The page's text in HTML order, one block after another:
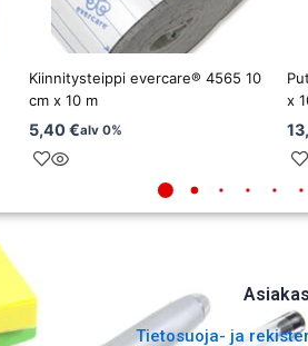
Kiinnitysteippi evercare® 4565 10
cm x 10 m
5,40€alv 0%
x
Tietosuoja- ja